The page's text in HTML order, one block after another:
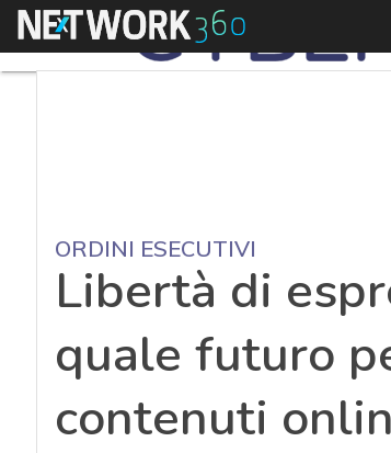
Menu
ORDINI ESECUTIVI
Libertà di
quale futuro
contenuti